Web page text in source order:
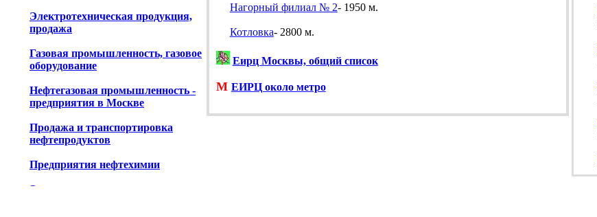
Электротехническая продукция,
продажа
Газовая промышленность, газовое
оборудование
Нефтегазовая промышленность -
предприятия в Москве
Продажа и транспортировка
нефтепродуктов
Предприятия нефтехимии
Энергоаудит
Нагорный филиал № 2- 1950 м.
Котловка- 2800 м.
Еирц Москвы, общий список
М ЕИРЦ около метро